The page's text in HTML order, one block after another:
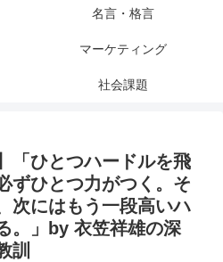
名言・格言
マーケティング
社会課題
「ひとつハードルを飛
ずひとつ力がつく。そ
次にはもう一段高いハ
。」by 衣笠祥雄の深
訓